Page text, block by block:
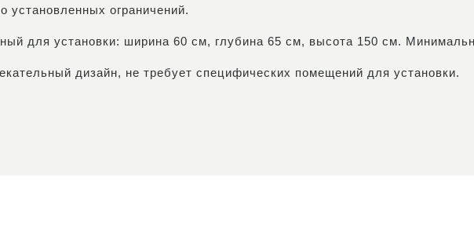
установленных ограничений.
для установки: ширина 60 см, глубина 65 см, высота 150 см.
дизайн, не требует специфических помещений для установки.